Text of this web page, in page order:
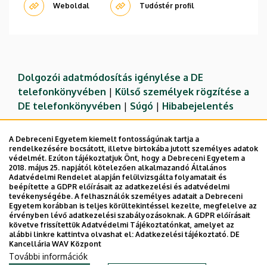
Weboldal Tudóstér profil
Dolgozói adatmódosítás igénylése a DE
telefonkönyvében | Külső személyek rögzítése a
DE telefonkönyvében | Súgó | Hibabejelentés
Adatvédelem
Adatvédelem
A Debreceni Egyetem kiemelt fontosságúnak tartja a
rendelkezésére bocsátott, illetve birtokába jutott személyes adatok
védelmét. Ezúton tájékoztatjuk Önt, hogy a Debreceni Egyetem a
2018. május 25. napjától kötelezően alkalmazandó Általános
Adatvédelmi Rendelet alapján felülvizsgálta folyamatait és
beépítette a GDPR előírásait az adatkezelési és adatvédelmi
tevékenységébe. A felhasználók személyes adatait a Debreceni
Egyetem korábban is teljes körültekintéssel kezelte, megfelelve az
érvényben lévő adatkezelési szabályozásoknak. A GDPR előírásait
követve frissítettük Adatvédelmi Tájékoztatónkat, amelyet az
alábbi linkre kattintva olvashat el: Adatkezelési tájékoztató. DE
Kancellária WAV Központ
További információk